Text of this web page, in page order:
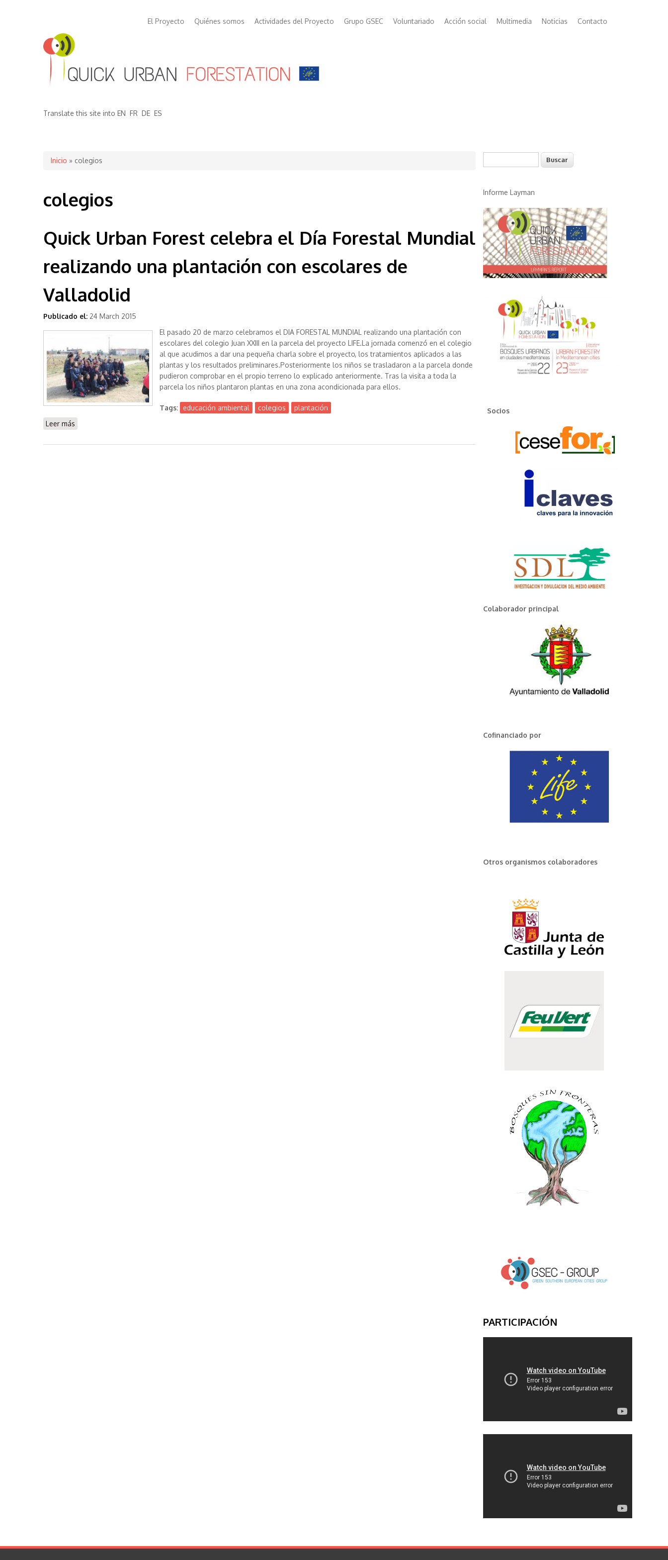
El Proyecto Quiénes somos Actividades del Proyecto Grupo GSEC Voluntariado Acción social Multimedia Noticias Contacto
Translate this site into EN FR DE ES
Se encuentra usted aquí
Inicio » colegios
colegios
Quick Urban Forest celebra el Día Forestal Mundial
realizando una plantación con escolares de
Valladolid
Publicado el: 24 March 2015
El pasado 20 de marzo celebramos el DIA FORESTAL MUNDIAL realizando una plantación con
escolares del colegio Juan XXIII en la parcela del proyecto LIFE.La jornada comenzó en el colegio
al que acudimos a dar una pequeña charla sobre el proyecto, los tratamientos aplicados a las
plantas y los resultados preliminares.Posteriormente los niños se trasladaron a la parcela donde
pudieron comprobar en el propio terreno lo explicado anteriormente. Tras la visita a toda la
parcela los niños plantaron plantas en una zona acondicionada para ellos.
Tags: educación ambiental colegios
plantación
Leer más
Formulario de búsqueda
Informe Layman
Socios
Colaborador principal
Cofinanciado por
Otros organismos colaboradores
PARTICIPACIÓN